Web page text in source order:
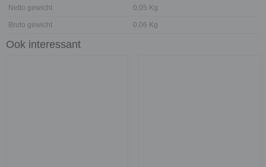
Netto gewicht 0,05 Kg
Bruto gewicht 0,06 Kg
Ook interessant